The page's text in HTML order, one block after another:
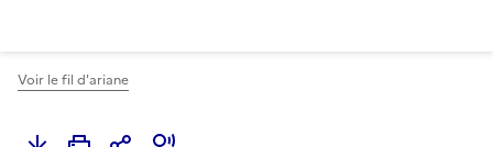
Voir le fil d'ariane